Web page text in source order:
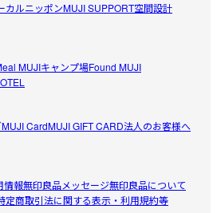
カルニッポンMUJI SUPPORT空間設計
MUJIキャンプ場Found MUJI
MUJI CardMUJI GIFT CARD法人のお客様へ
情報無印良品メッセージ無印良品について
定商取引法に関する表示・利用規約等